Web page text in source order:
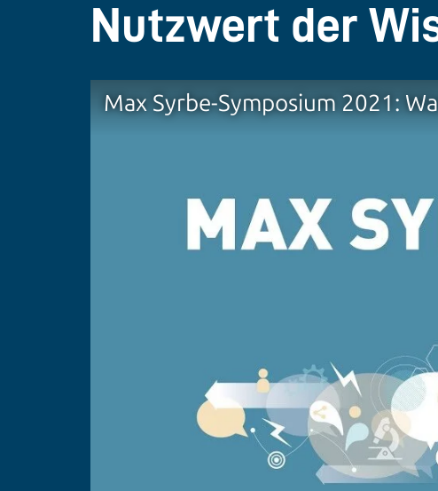
Nutzwert der
Max Syrbe-Symposium 2021: